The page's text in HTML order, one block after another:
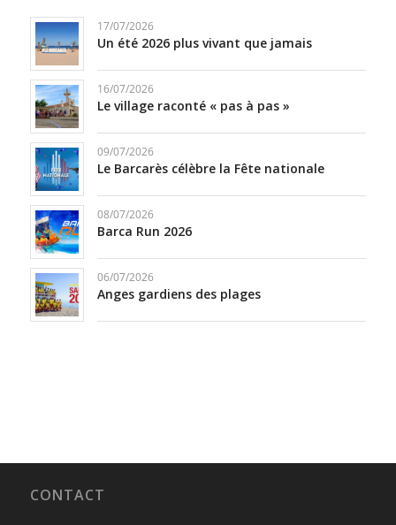
17/07/2026
Un été 2026 plus vivant que jamais
16/07/2026
Le village raconté « pas à pas »
09/07/2026
Le Barcarès célèbre la Fête nationale
08/07/2026
Barca Run 2026
06/07/2026
Anges gardiens des plages
CONTACT